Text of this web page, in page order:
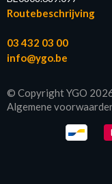
Routebeschrijving
03 432 03 00
info@ygo.be
© Copyright YGO
Algemene